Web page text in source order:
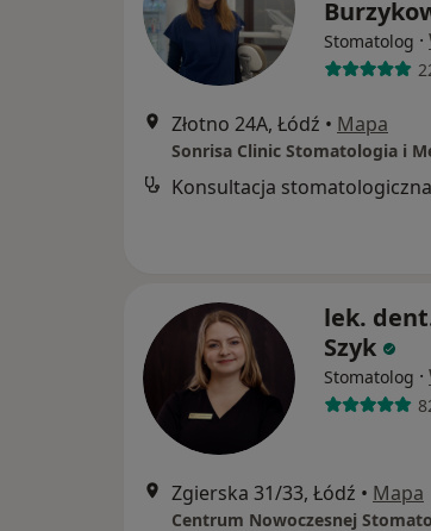
Stomatolog ·
Złotno 24A, Łódź • Mapa
Sonrisa Clinic Stomatologia i
Konsultacja stomatologiczna
lek.
Szyk
Stomatolog ·
Zgierska 31/33, Łódź • Mapa
Centrum Nowoczesnej